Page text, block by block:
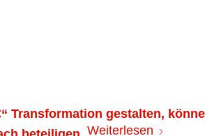
Transformation gestalten,
Weiterlesen